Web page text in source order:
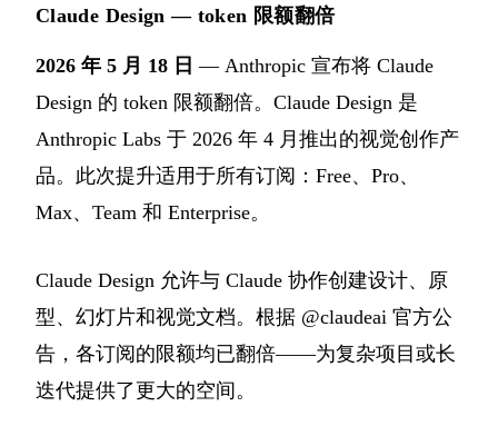
Claude Design — token 限额翻倍
2026 年 5 月 18 日 — Anthropic 宣布将 Claude
Design 的 token 限额翻倍。Claude Design 是
Anthropic Labs 于 2026 年 4 月推出的视觉创作产
品。此次提升适用于所有订阅：Free、Pro、
Max、Team 和 Enterprise。
Claude Design 允许与 Claude 协作创建设计、原
型、幻灯片和视觉文档。根据 @claudeai 官方公
告，各订阅的限额均已翻倍——为复杂项目或长
迭代提供了更大的空间。